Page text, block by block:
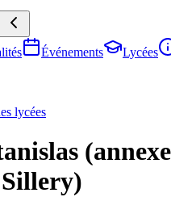
Événements Lycées
lycées